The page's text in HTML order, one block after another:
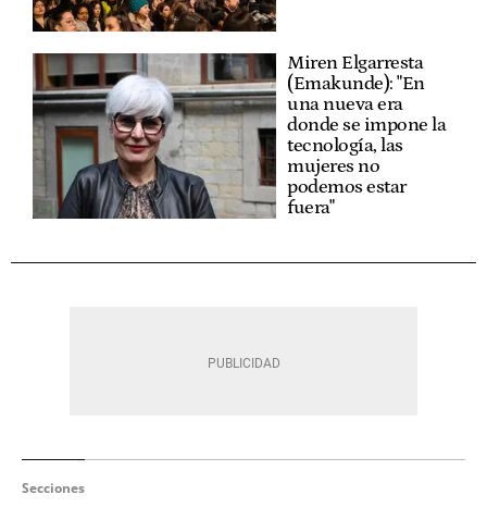
Miren Elgarresta
(Emakunde): "En
una nueva era
donde se impone la
tecnología, las
mujeres no
podemos estar
fuera"
Secciones